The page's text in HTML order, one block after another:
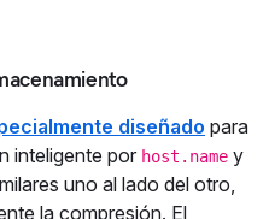
diseñado para
inteligente por host.name y
uno al lado del otro,
la compresión. El